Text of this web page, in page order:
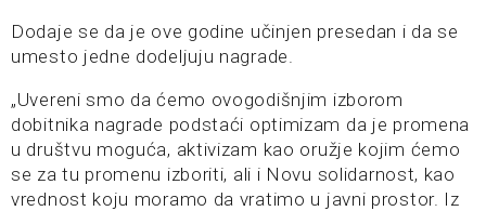
Dodaje se da je ove godine učinjen presedan i da se
umesto jedne dodeljuju nagrade.
„Uvereni smo da ćemo ovogodišnjim izborom
dobitnika nagrade podstaći optimizam da je promena
u društvu moguća, aktivizam kao oružje kojim ćemo
se za tu promenu izboriti, ali i Novu solidarnost, kao
vrednost koju moramo da vratimo u javni prostor. Iz